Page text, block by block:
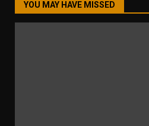
YOU MAY HAVE MISSED